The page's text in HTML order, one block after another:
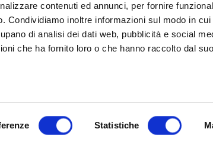
contenuti ed annunci, per fornire
Condividiamo inoltre informazioni sul modo in
di analisi dei dati web, pubblicità e social
che ha fornito loro o che hanno raccolto dal
Statistiche
STRADA
GRAVEL
URBAN
PROPOSTE
ESPERIENZE
BENESSERE
BIKE LAB
BIKE HOTEL
BIKE ECONOMY
Cookie Policy Privacy Policy